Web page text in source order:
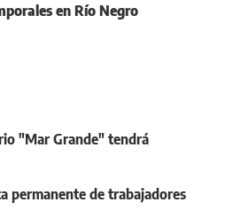
en Río Negro
"Mar Grande" tendrá
permanente de trabajadores